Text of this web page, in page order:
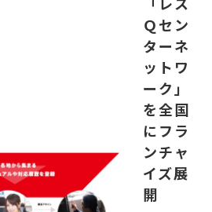
Ｑセン
ターネ
ットワ
ーク」
を全国
にフラ
ンチャ
イズ展
開